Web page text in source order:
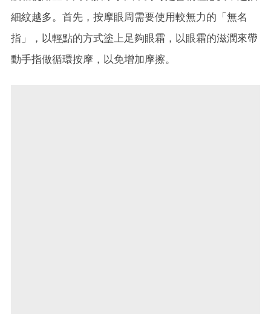
細紋越多。首先，按摩眼周需要使用較無力的「無名
指」，以輕點的方式塗上足夠眼霜，以眼霜的滋潤來帶
動手指做循環按摩，以免增加摩擦。